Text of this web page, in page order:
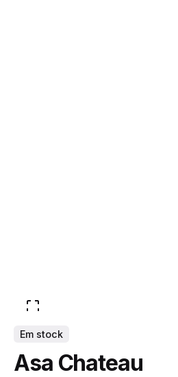
Em stock
Asa Chateau